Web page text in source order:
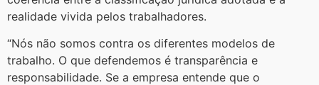
realidade vivida pelos trabalhadores.
“Nós não somos contra os diferentes modelos de
trabalho. O que defendemos é transparência e
responsabilidade. Se a empresa entende que o